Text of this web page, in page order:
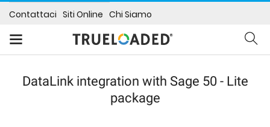
Contattaci Siti Online Chi Siamo
DataLink integration with Sage 50 - Lite
package